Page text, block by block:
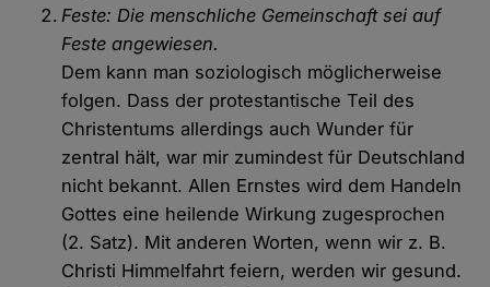
Feste: Die menschliche Gemeinschaft sei auf
Feste angewiesen.
Dem kann man soziologisch möglicherweise
folgen. Dass der protestantische Teil des
Christentums allerdings auch Wunder für
zentral hält, war mir zumindest für Deutschland
nicht bekannt. Allen Ernstes wird dem Handeln
Gottes eine heilende Wirkung zugesprochen
(2. Satz). Mit anderen Worten, wenn wir z. B.
Christi Himmelfahrt feiern, werden wir gesund.